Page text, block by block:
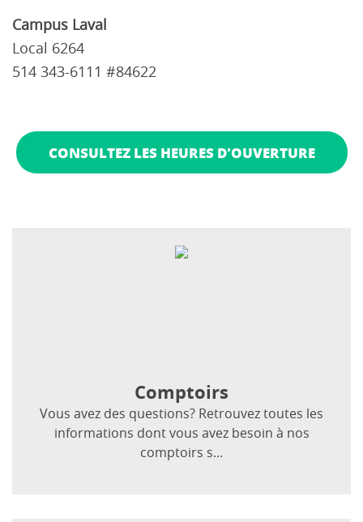
Campus Laval
Local 6264
514 343-6111 #84622
CONSULTEZ LES HEURES D'OUVERTURE
Comptoirs
Vous avez des questions? Retrouvez toutes les
informations dont vous avez besoin à nos
comptoirs s...